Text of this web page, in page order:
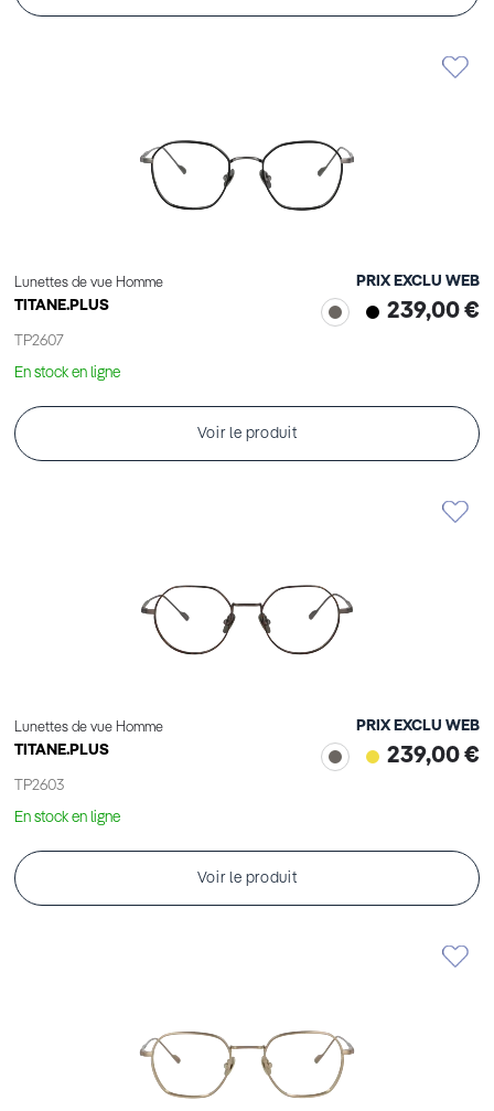
Lunettes de vue Homme
TITANE.PLUS
TP2607
PRIX EXCLU WEB
239,00 €
En stock en ligne
Voir le produit
Lunettes de vue Homme
TITANE.PLUS
TP2603
PRIX EXCLU WEB
239,00 €
En stock en ligne
Voir le produit